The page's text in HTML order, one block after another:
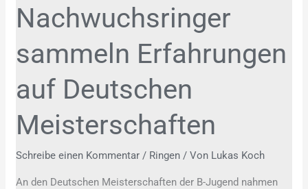
Nachwuchsringer
sammeln Erfahrungen
auf Deutschen
Meisterschaften
Schreibe einen Kommentar / Ringen / Von Lukas Koch
An den Deutschen Meisterschaften der B-Jugend nahmen
Deutschen